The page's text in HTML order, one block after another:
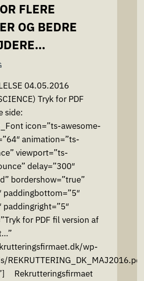
FLERE
OG BEDRE
04.05.2016
Tryk for PDF
side:
icon=”ts-awesome-
animation=”ts-
viewport=”ts-
delay=”300″
bordershow=”true”
paddingbottom=”5″
paddingright=”5″
for PDF fil version af
wp-
Rekrutteringsfirmaet